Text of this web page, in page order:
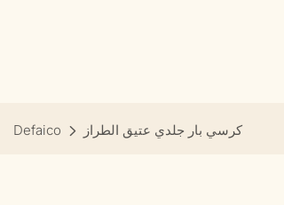
Defaico كرسي بار جلدي عتيق الطراز